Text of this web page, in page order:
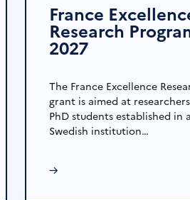
France
Research
2027
The France Excellence
grant is aimed at
PhD students established in a
Swedish institution…
→